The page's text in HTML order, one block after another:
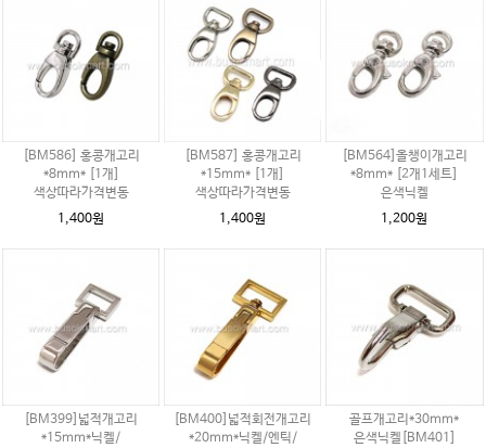
[BM586] 홍콩개고리
*8mm* [1개]
색상따라가격변동
1,400원
[BM587] 홍콩개고리
*15mm* [1개]
색상따라가격변동
1,400원
[BM564]올챙이개고리
*8mm* [2개1세트]
은색닉켈
1,200원
[BM399]넓적개고리
*15mm*닉켈/
[BM400]넓적회전개고리
*20mm*닉켈/엔틱/
골프개고리*30mm*
은색닉켈[BM401]